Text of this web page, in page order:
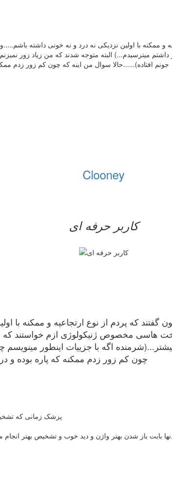
و ممکنه با اولین نزدیکی نه درد و نه خونی داشته
میترسیدم...) البته متوجه شدند که من زیاد زور
جونم افتاده)......حالا سوال من اینه که چون کم زور زدم
Clooney
کاربر حرفه ای
که پردم از نوع ارتجاعیه و ممکنه با
هاسی مخصوص ژنیکولوژی ازم خواستند که
اگه با جزییات اینطور
چون کم زور زدم ممکنه که پاره بوده و
پزشک زمانی که
بابت باز شدن بهتر واژن و دید خوب و تشخیص بهتر